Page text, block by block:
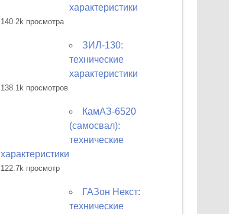
характеристики
140.2k просмотра
ЗИЛ-130:
технические
характеристики
138.1k просмотров
КамАЗ-6520
(самосвал):
технические
характеристики
122.7k просмотр
ГАЗон Некст:
технические